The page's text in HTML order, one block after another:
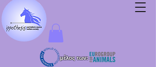
μέλος των: